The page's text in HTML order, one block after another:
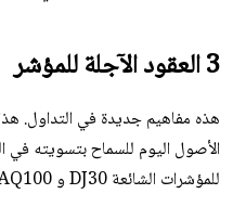
3 العقود الآجلة للمؤشر
هذه مفاهيم جديدة في التداول.
الأصول اليوم للسماح بتسويته في
للمؤشرات الشائعة DJ30 و NASDAQ100 و S & P500.